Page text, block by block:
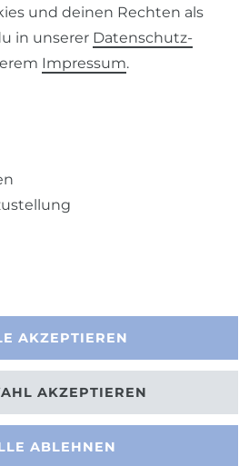
und deinen Rechten als
in unserer Daten­schutz­
Impressum.
AKZEPTIEREN
ABLEHNEN
AKZEPTIEREN